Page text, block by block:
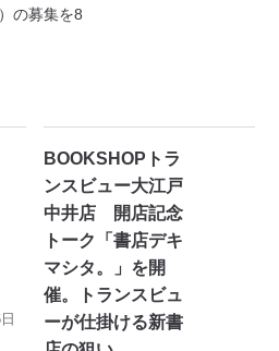
の募集を8
BOOKSHOPトラ
ンスビュー大江戸
中井店 開店記念
トーク「書店デキ
マシタ。」を開
催。トランスビュ
ーが仕掛ける新書